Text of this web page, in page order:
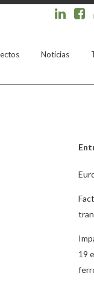
Noticias
19